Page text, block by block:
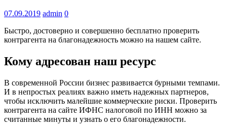
07.09.2019 admin 0
Быстро, достоверно и совершенно бесплатно проверить
контрагента на благонадежность можно на нашем сайте.
Кому адресован наш ресурс
В современной России бизнес развивается бурными темпами.
И в непростых реалиях важно иметь надежных партнеров,
чтобы исключить малейшие коммерческие риски. Проверить
контрагента на сайте ИФНС налоговой по ИНН можно за
считанные минуты и узнать о его благонадежности.